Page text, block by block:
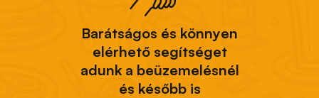
Barátságos és könnyen
elérhető segítséget
adunk a beüzemelésnél
és később is